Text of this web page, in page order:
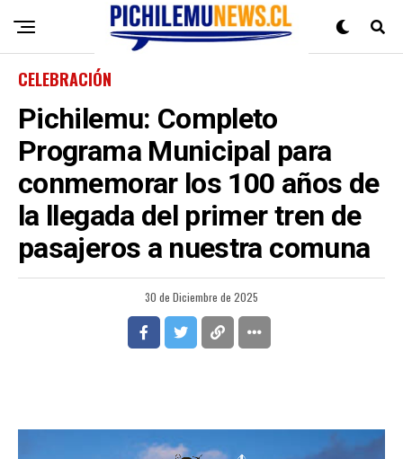
CELEBRACIÓN
Pichilemu: Completo
Programa Municipal para
conmemorar los 100 años de
la llegada del primer tren de
pasajeros a nuestra comuna
30 de Diciembre de 2025